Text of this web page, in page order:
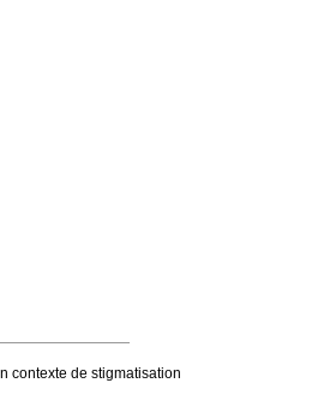
contexte de stigmatisation